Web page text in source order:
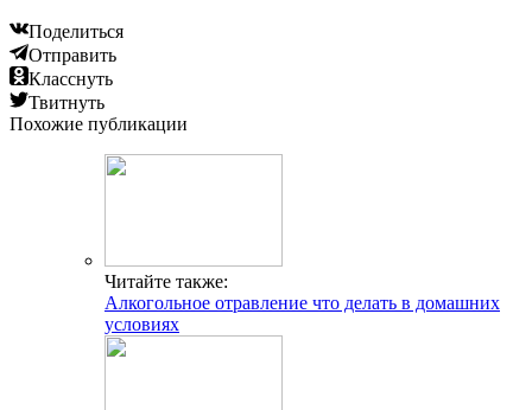
Поделиться
Отправить
Класснуть
Твитнуть
Похожие публикации
Читайте также:
Алкогольное отравление что делать в домашних
условиях